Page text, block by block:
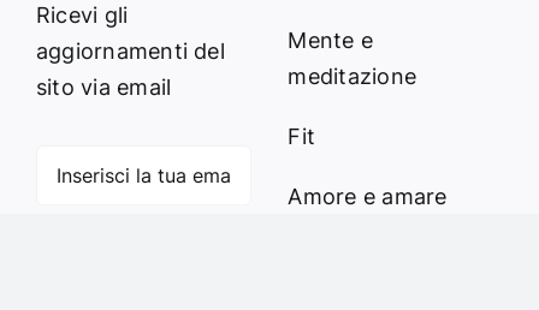
Ricevi gli
aggiornamenti del
sito via email
Mente e
meditazione
Fit
Amore e amare